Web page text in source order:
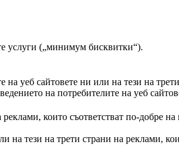
услуги („минимум бисквитки“).
уеб сайтовете ни или на тези на
на потребителите на уеб
които съответстват по-добре
на тези на трети страни на реклами,